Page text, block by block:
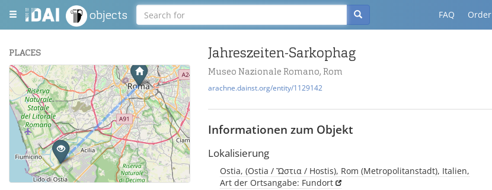
objects FAQ Order
PLACES
+
−
Leaflet| Maps and Data ©OpenStreetMap.
Jahreszeiten-Sarkophag
Museo Nazionale Romano, Rom
arachne.dainst.org/entity/1129142
Informationen zum Objekt
Lokalisierung
Ostia, (Ostia / Ὤστια / Hostis), Rom (Metropolitanstadt), Italien,
Art der Ortsangabe: Fundort